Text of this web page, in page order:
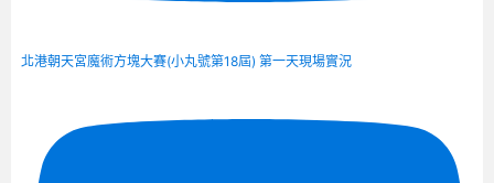
北港朝天宮魔術方塊大賽(小丸號第18屆) 第一天現場實況